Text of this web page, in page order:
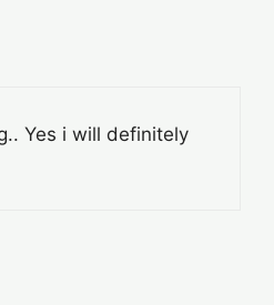
Yes i will definitely